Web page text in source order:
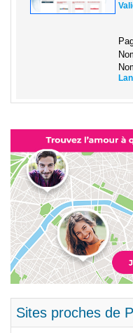
Sites proches de